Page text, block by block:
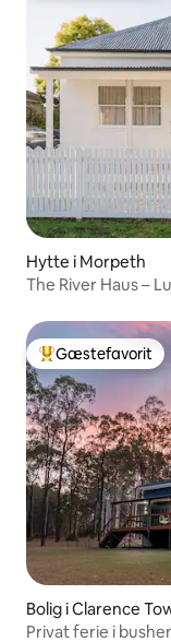
Hytte i Morpeth
The River Haus –
Bedste
Gæstefavorit
Bolig i Clarence
Privat ferie i bushen - Bålplads og udsigt